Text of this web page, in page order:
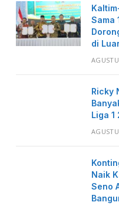
Sama
di
Ricky
Liga 1
Naik
Seno